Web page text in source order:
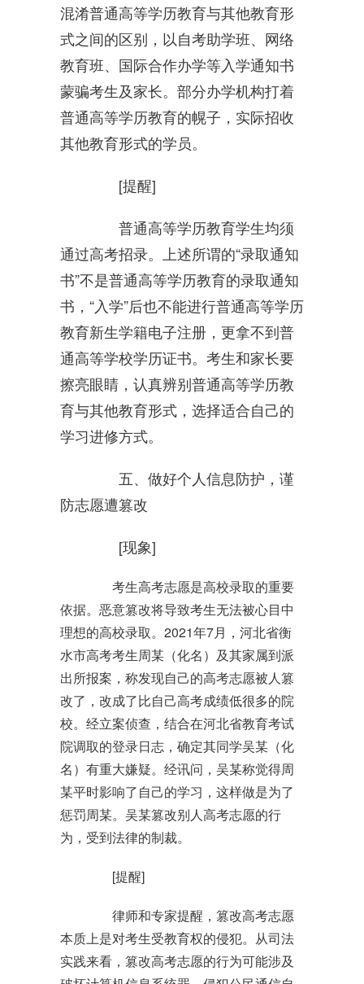
混淆普通高等学历教育与其他教育形
式之间的区别，以自考助学班、网络
教育班、国际合作办学等入学通知书
蒙骗考生及家长。部分办学机构打着
普通高等学历教育的幌子，实际招收
其他教育形式的学员。
[提醒]
普通高等学历教育学生均须
通过高考招录。上述所谓的“录取通知
书”不是普通高等学历教育的录取通知
书，“入学”后也不能进行普通高等学历
教育新生学籍电子注册，更拿不到普
通高等学校学历证书。考生和家长要
擦亮眼睛，认真辨别普通高等学历教
育与其他教育形式，选择适合自己的
学习进修方式。
五、做好个人信息防护，谨
防志愿遭篡改
[现象]
考生高考志愿是高校录取的重要
依据。恶意篡改将导致考生无法被心目中
理想的高校录取。2021年7月，河北省衡
水市高考考生周某（化名）及其家属到派
出所报案，称发现自己的高考志愿被人篡
改了，改成了比自己高考成绩低很多的院
校。经立案侦查，结合在河北省教育考试
院调取的登录日志，确定其同学吴某（化
名）有重大嫌疑。经讯问，吴某称觉得周
某平时影响了自己的学习，这样做是为了
惩罚周某。吴某篡改别人高考志愿的行
为，受到法律的制裁。
[提醒]
律师和专家提醒，篡改高考志愿
本质上是对考生受教育权的侵犯。从司法
实践来看，篡改高考志愿的行为可能涉及